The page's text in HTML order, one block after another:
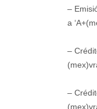
–
a
–
–